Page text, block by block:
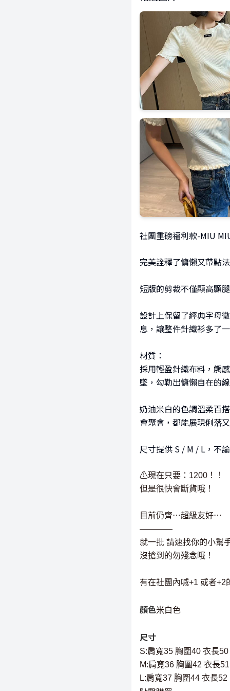
社團重磅福利款-MIU
完美詮釋了慵懶又帶點
短版的剪裁不僅顯高顯
設計上保留了經典字母
息，讓整件針織衫多了
材質：
採用輕盈針織布料，觸
墜，勾勒出慵懶自在的
奶油米白的色調溫柔百
會聚會，都能展現俐落
尺寸提供 S / M / L，不
⚠現在只要：1200！！
但是很快會斷貨哦！
目前仍齊⋯超級友好⋯
————
就一批 請速找你的小幫
沒搶到的勿殘念哦！
有在社團內喊+1 或者
顏色米白色
尺寸
S:肩寬35 胸圍40 衣長50
M:肩寬36 胸圍42 衣長51
L:肩寬37 胸圍44 衣長52